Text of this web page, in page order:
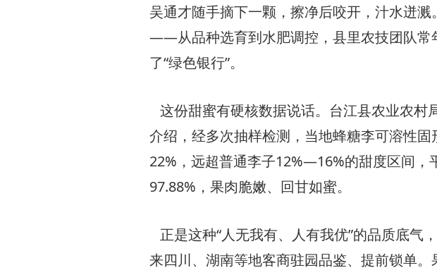
吴通才随手摘下一颗，擦净后咬开，汁水迸
——从品种选育到水肥调控，县里农技团队常
了“绿色银行”。
这份甜蜜有硬核数据说话。台江县农业农村
介绍，经多次抽样检测，当地蜂糖李可溶性
22%，远超普通李子12%—16%的甜度区间，
97.88%，果肉脆嫩、回甘如蜜。
正是这种“人无我有、人有我优”的品质底气
来四川、湖南等地客商驻园品鉴、提前锁单